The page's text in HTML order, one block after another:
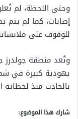
وحتى اللحظة، لم
إصابات، كما لم يتم
للوقوف على
وتُعد منطقة جولدرز
يهودية كبيرة في
بالحادث منذ لحظاته
شارك هذا الموضوع: